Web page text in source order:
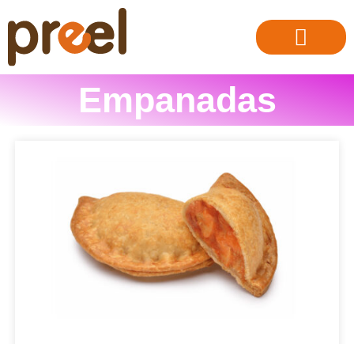
Empanadas